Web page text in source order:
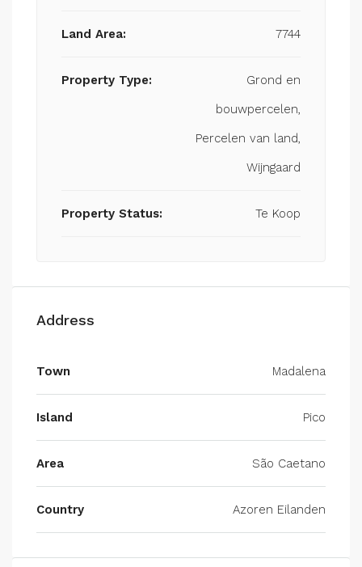
Land Area: 7744
Property Type:
Grond en
bouwpercelen,
Percelen van land,
Wijngaard
Property Status: Te Koop
Address
Town Madalena
Island Pico
Area São Caetano
Country Azoren Eilanden